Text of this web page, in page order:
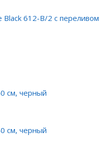
612-B/2 с переливом
см, черный
см, черный